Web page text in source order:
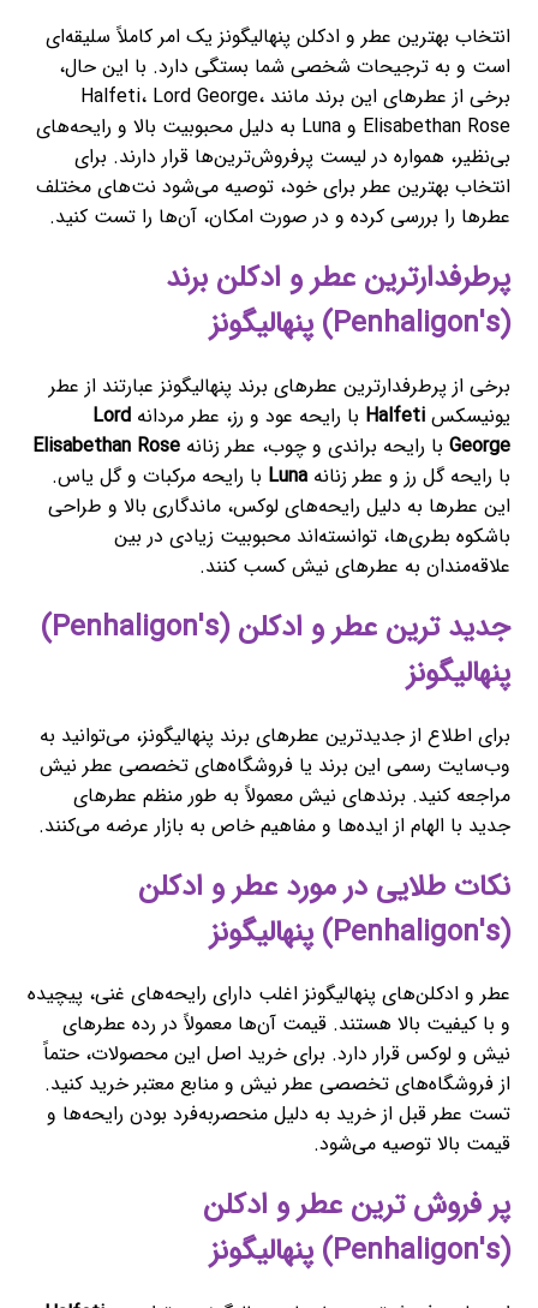
انتخاب بهترین عطر و ادکلن پنهالیگونز یک امر کاملاً سلیقه‌ای
است و به ترجیحات شخصی شما بستگی دارد. با این حال،
برخی از عطرهای این برند مانند Halfeti، Lord George،
Elisabethan Rose و Luna به دلیل محبوبیت بالا و رایحه‌های
بی‌نظیر، همواره در لیست پرفروش‌ترین‌ها قرار دارند. برای
انتخاب بهترین عطر برای خود، توصیه می‌شود نت‌های مختلف
عطرها را بررسی کرده و در صورت امکان، آن‌ها را تست کنید.
پرطرفدارترین عطر و ادکلن برند
(Penhaligon's) پنهالیگونز
برخی از پرطرفدارترین عطرهای برند پنهالیگونز عبارتند از عطر
یونیسکس Halfeti با رایحه عود و رز، عطر مردانه Lord
George با رایحه براندی و چوب، عطر زنانه Elisabethan Rose
با رایحه گل رز و عطر زنانه Luna با رایحه مرکبات و گل یاس.
این عطرها به دلیل رایحه‌های لوکس، ماندگاری بالا و طراحی
باشکوه بطری‌ها، توانسته‌اند محبوبیت زیادی در بین
علاقه‌مندان به عطرهای نیش کسب کنند.
جدید ترین عطر و ادکلن (Penhaligon's)
پنهالیگونز
برای اطلاع از جدیدترین عطرهای برند پنهالیگونز، می‌توانید به
وب‌سایت رسمی این برند یا فروشگاه‌های تخصصی عطر نیش
مراجعه کنید. برندهای نیش معمولاً به طور منظم عطرهای
جدید با الهام از ایده‌ها و مفاهیم خاص به بازار عرضه می‌کنند.
نکات طلایی در مورد عطر و ادکلن
(Penhaligon's) پنهالیگونز
عطر و ادکلن‌های پنهالیگونز اغلب دارای رایحه‌های غنی، پیچیده
و با کیفیت بالا هستند. قیمت آن‌ها معمولاً در رده عطرهای
نیش و لوکس قرار دارد. برای خرید اصل این محصولات، حتماً
از فروشگاه‌های تخصصی عطر نیش و منابع معتبر خرید کنید.
تست عطر قبل از خرید به دلیل منحصربه‌فرد بودن رایحه‌ها و
قیمت بالا توصیه می‌شود.
پر فروش ترین عطر و ادکلن
(Penhaligon's) پنهالیگونز